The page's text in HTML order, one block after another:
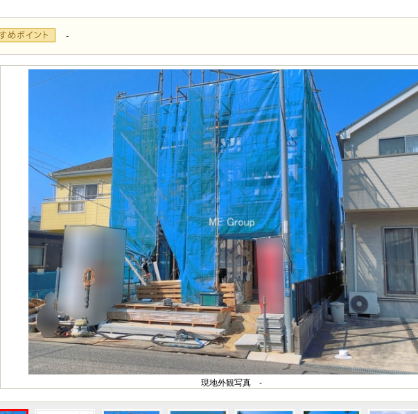
-
現地外観写真 -